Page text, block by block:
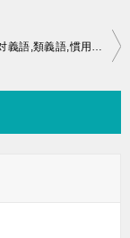
競争の意味,対義語,類義語,慣用句,ことわざとは？